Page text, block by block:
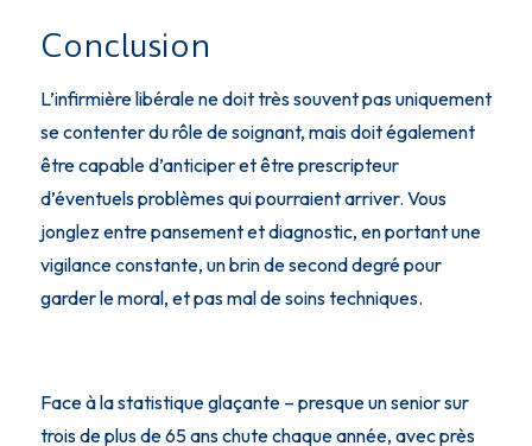
Conclusion
L’infirmière libérale ne doit très souvent pas uniquement
se contenter du rôle de soignant, mais doit également
être capable d’anticiper et être prescripteur
d’éventuels problèmes qui pourraient arriver. Vous
jonglez entre pansement et diagnostic, en portant une
vigilance constante, un brin de second degré pour
garder le moral, et pas mal de soins techniques.
Face à la statistique glaçante – presque un senior sur
trois de plus de 65 ans chute chaque année, avec près